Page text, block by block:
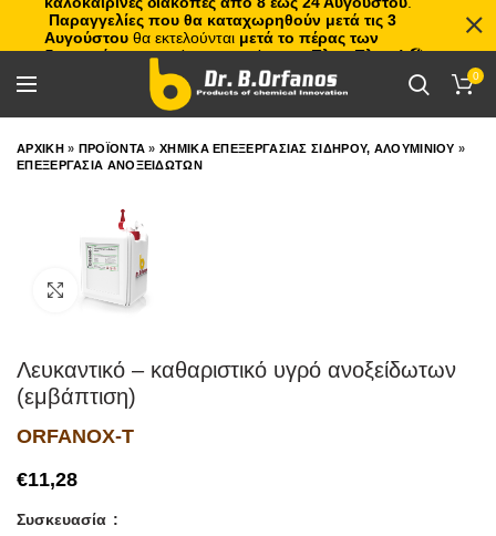
0
ΑΡΧΙΚΗ» ΠΡΟΪΟΝΤΑ »ΧΗΜΙΚΑ ΕΠΕΞΕΡΓΑΣΙΑΣ ΣΙΔΗΡΟΥ, ΑΛΟΥΜΙΝΙΟΥ »
ΕΠΕΞΕΡΓΑΣΙΑ ΑΝΟΞΕΙΔΩΤΩΝ
Λευκαντικό – καθαριστικό υγρό ανοξείδωτων
(εμβάπτιση)
ORFANOX-T
€
Συσκευασία
Παραγγελίες που θα καταχωρηθούν μετά τις 3
Αυγούστου θα εκτελούνται μετά το πέρας των
διακοπών, με σειρά προτεραιότητας.Πλιτς Πλατς!🏖️🌊